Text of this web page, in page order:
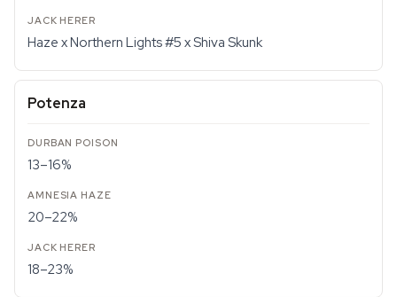
Haze x Northern Lights #5 x Shiva Skunk
Potenza
13–16%
20–22%
18–23%